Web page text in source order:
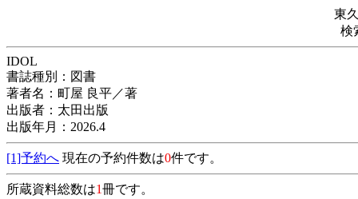
東
検
IDOL
書誌種別：図書
著者名：町屋 良平／著
出版者：太田出版
出版年月：2026.4
[1]予約へ 現在の予約件数は0件です。
所蔵資料総数は1冊です。